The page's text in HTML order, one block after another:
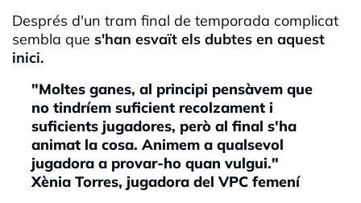
Després d'un tram final de temporada complicat
sembla que s'han esvaït els dubtes en aquest
inici.
"Moltes ganes, al principi pensàvem que
no tindríem suficient recolzament i
suficients jugadores, però al final s'ha
animat la cosa. Animem a qualsevol
jugadora a provar-ho quan vulgui."
Xènia Torres, jugadora del VPC femení